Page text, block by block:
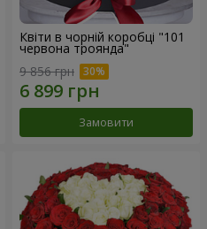
Квіти в чорній коробці "101
червона троянда"
9 856 грн
Замовити